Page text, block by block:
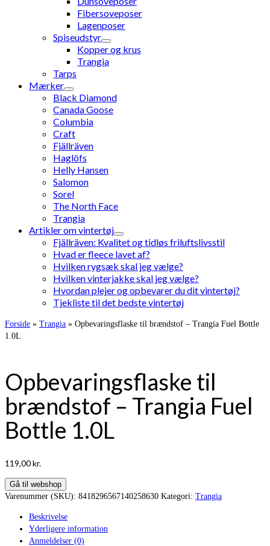
Fibersoveposer
Lagenposer
Spiseudstyr
Kopper og krus
Trangia
Tarps
Mærker
Black Diamond
Canada Goose
Columbia
Craft
Fjällräven
Haglöfs
Helly Hansen
Salomon
Sorel
The North Face
Trangia
Artikler om vintertøj
Fjällräven: Kvalitet og tidløs friluftslivsstil
Hvad er fleece lavet af?
Hvilken rygsæk skal jeg vælge?
Hvilken vinterjakke skal jeg vælge?
Hvordan plejer og opbevarer du dit vintertøj?
Tjekliste til det bedste vintertøj
Forside » Trangia » Opbevaringsflaske til brændstof – Trangia Fuel Bottle
1.0L
Opbevaringsflaske til
brændstof – Trangia Fuel
Bottle 1.0L
119,00kr.
Gå til webshop
Varenummer (SKU): 8418296567140258630 Kategori: Trangia
Beskrivelse
Yderligere information
Anmeldelser (0)